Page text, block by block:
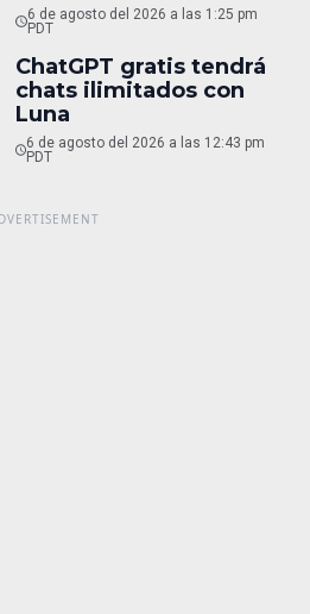
6 de agosto del 2026 a las 1:25 pm
PDT
ChatGPT gratis tendrá
chats ilimitados con
Luna
6 de agosto del 2026 a las 12:43 pm
PDT